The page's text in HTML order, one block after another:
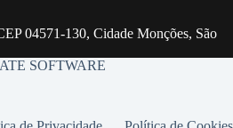
04571-130, Cidade Monções, São
SOFTWARE